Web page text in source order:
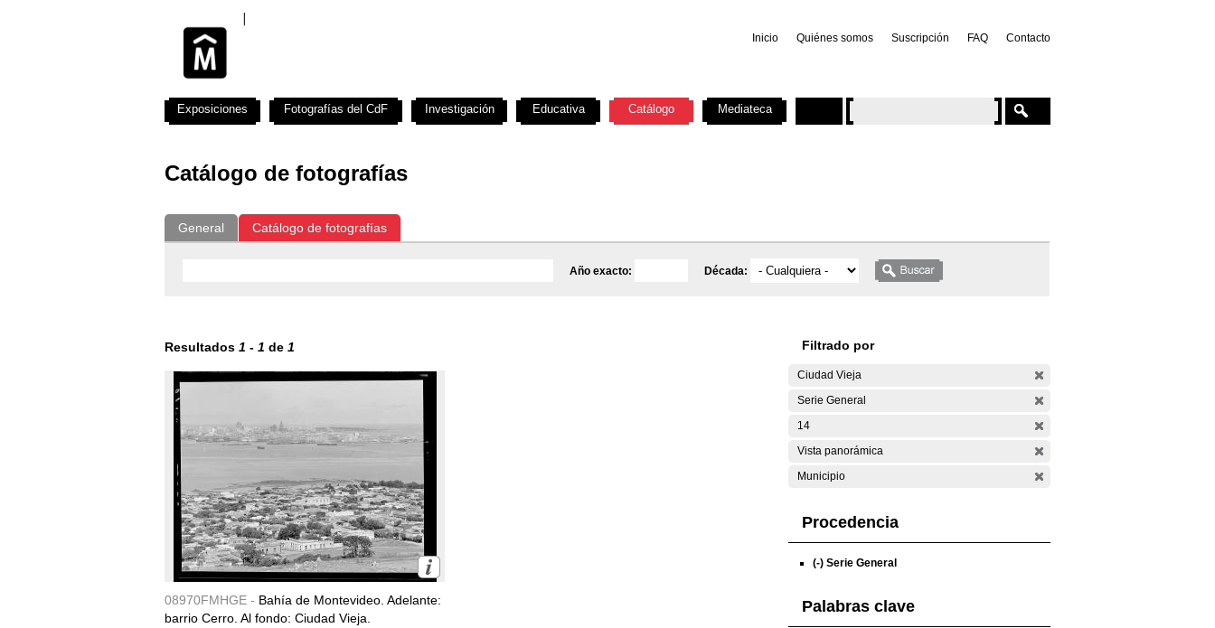
Inicio Quiénes somos Suscripción FAQ Contacto
Catálogo de fotografías
General Catálogo de fotografías
Año exacto: Década:
Resultados 1 - 1 de 1
08970FMHGE - Bahía de Montevideo. Adelante:
barrio Cerro. Al fondo: Ciudad Vieja.
Filtrado por
Ciudad Vieja
Serie General
14
Vista panorámica
Municipio
Procedencia
(-) Serie General
Palabras clave
Exposiciones Fotografías del CdF Investigación Educativa Catálogo Mediateca